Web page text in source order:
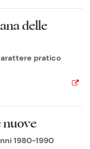
delle
pratico
1980-1990